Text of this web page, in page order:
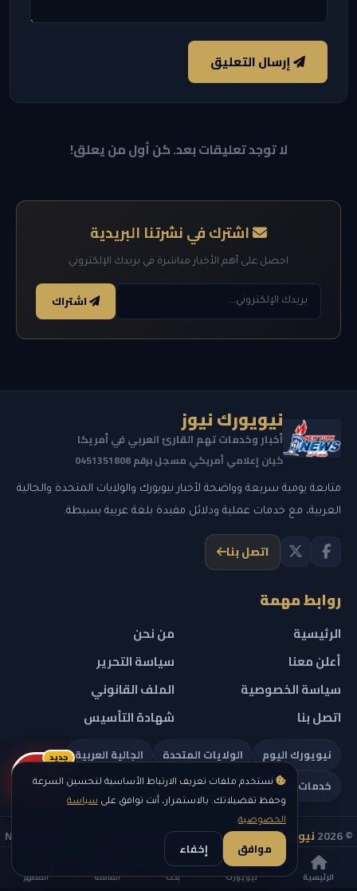
الرئيسية نيويورك بحث القائمة المظهر
نستخدم ملفات تعريف الارتباط الأساسية لتحسين السرعة
وحفظ تفضيلاتك. بالاستمرار، أنت توافق على سياسة
الخصوصية.
موافق إخفاء
إرسال التعليق
لا توجد تعليقات بعد. كن أول من يعلق!
اشترك في نشرتنا البريدية
احصل على أهم الأخبار مباشرة في بريدك الإلكتروني
اشتراك
نيويورك نيوز
أخبار وخدمات تهم القارئ العربي في أمريكا
كيان إعلامي أمريكي مسجل برقم 0451351808
متابعة يومية سريعة وواضحة لأخبار نيويورك والولايات المتحدة والجالية
العربية، مع خدمات عملية ودلائل مفيدة بلغة عربية بسيطة.
اتصل بنا
روابط مهمة
الرئيسية
من نحن
أعلن معنا
سياسة التحرير
سياسة الخصوصية
الملف القانوني
اتصل بنا
شهادة التأسيس
نيويورك اليوم الولايات المتحدة
الجالية العربية
خدمات تهمك
© 2026 نيويورك نيوز
— جميع الحقوق محفوظة — NEW YORK NEWS
IN ARABIC LLC — رقم التسجيل 0451351808
ريلز
جديد